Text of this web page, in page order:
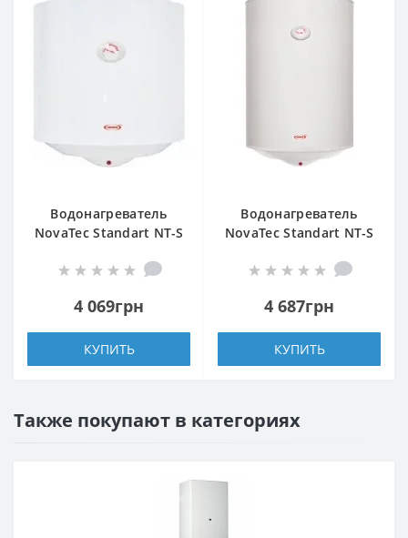
Водонагреватель
NovaTec Standart NT-S
4 069грн
КУПИТЬ
Водонагреватель
NovaTec Standart NT-S
4 687грн
КУПИТЬ
Также покупают в категориях